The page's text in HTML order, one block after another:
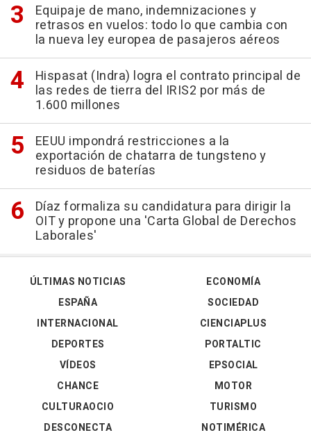
Equipaje de mano, indemnizaciones y
retrasos en vuelos: todo lo que cambia con
la nueva ley europea de pasajeros aéreos
Hispasat (Indra) logra el contrato principal de
las redes de tierra del IRIS2 por más de
1.600 millones
EEUU impondrá restricciones a la
exportación de chatarra de tungsteno y
residuos de baterías
Díaz formaliza su candidatura para dirigir la
OIT y propone una 'Carta Global de Derechos
Laborales'
ÚLTIMAS NOTICIAS
ESPAÑA
INTERNACIONAL
DEPORTES
VÍDEOS
ECONOMÍA
SOCIEDAD
CIENCIAPLUS
PORTALTIC
EPSOCIAL
CHANCE
CULTURAOCIO
DESCONECTA
MOTOR
TURISMO
NOTIMÉRICA